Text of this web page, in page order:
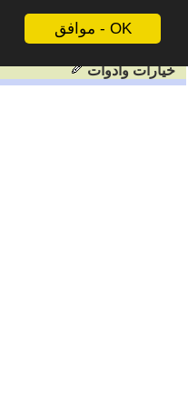
موافق - OK
خيارات وادوات